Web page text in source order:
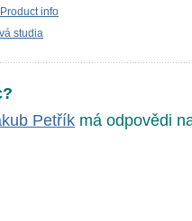
info
studia
Petřík má odpovědi